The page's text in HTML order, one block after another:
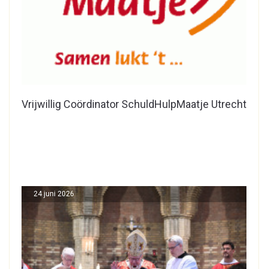
Vrijwillig Coördinator SchuldHulpMaatje Utrecht
24 juni 2026